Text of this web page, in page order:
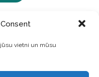
vietni un mūsu